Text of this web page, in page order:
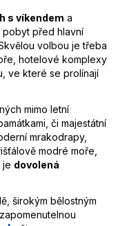
s víkendem a
pobyt před hlavní
volbou je třeba
hotelové komplexy
ve které se prolínají
mimo letní
či majestátní
mrakodrapy,
modré moře,
je dovolená
širokým bělostným